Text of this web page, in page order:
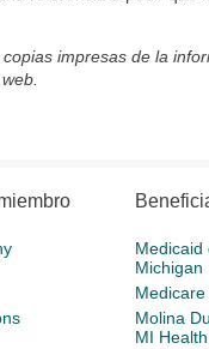
impresas de la
Medicaid
Michigan
Medicare
Molina
MI